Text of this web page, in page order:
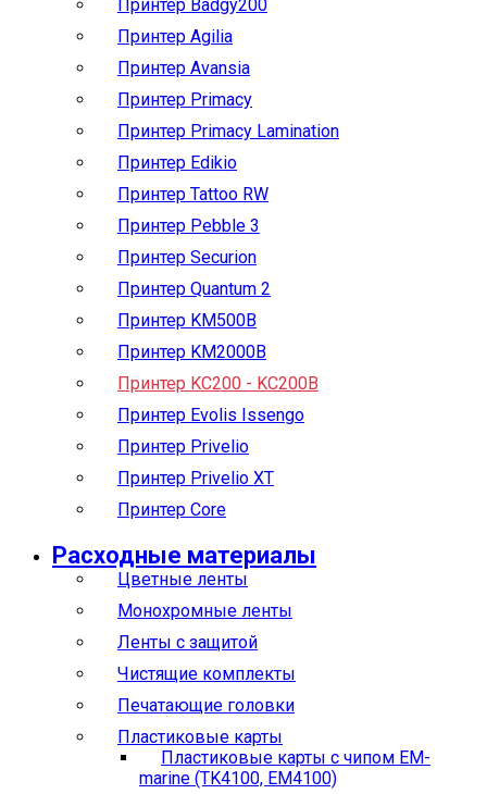
Принтер Badgy200
Принтер Agilia
Принтер Avansia
Принтер Primacy
Принтер Primacy Lamination
Принтер Edikio
Принтер Tattoo RW
Принтер Pebble 3
Принтер Securion
Принтер Quantum 2
Принтер KM500B
Принтер KM2000B
Принтер KC200 - KC200B
Принтер Evolis Issengo
Принтер Privelio
Принтер Privelio XT
Принтер Core
Расходные материалы
Цветные ленты
Монохромные ленты
Ленты с защитой
Чистящие комплекты
Печатающие головки
Пластиковые карты
Пластиковые карты с чипом EM-
marine (TK4100, EM4100)